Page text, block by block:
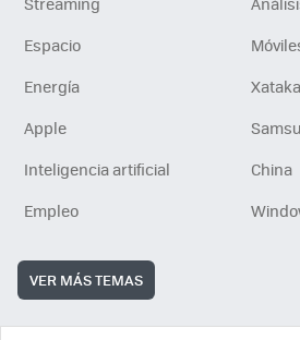
Espacio
Energía
Apple
Inteligencia artificial
China
Empleo
VER MÁS TEMAS